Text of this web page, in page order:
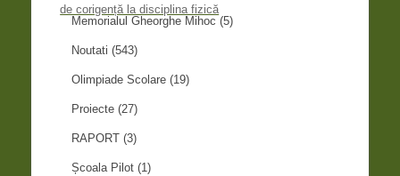
de corigență la disciplina fizică
Memorialul Gheorghe Mihoc (5)
Noutati (543)
Olimpiade Scolare (19)
Proiecte (27)
RAPORT (3)
Școala Pilot (1)